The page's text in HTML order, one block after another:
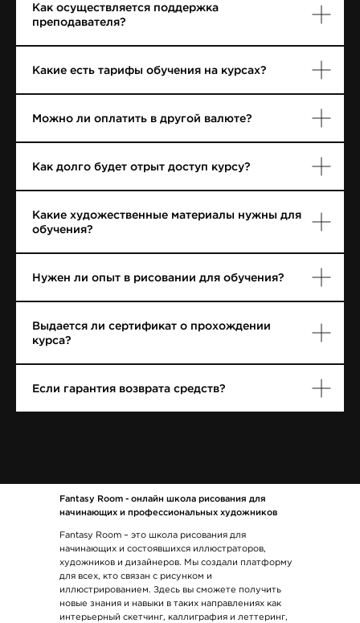
Как осуществляется поддержка
преподавателя?
Какие есть тарифы обучения на курсах?
Можно ли оплатить в другой валюте?
Как долго будет отрыт доступ курсу?
Какие художественные материалы нужны для
обучения?
Нужен ли опыт в рисовании для обучения?
Выдается ли сертификат о прохождении
курса?
Если гарантия возврата средств?
Fantasy Room – это школа рисования для
начинающих и состоявшихся иллюстраторов,
художников и дизайнеров. Мы создали платформу
для всех, кто связан с рисунком и
иллюстрированием. Здесь вы сможете получить
новые знания и навыки в таких направлениях как
интерьерный скетчинг, каллиграфия и леттеринг,
Fantasy Room - онлайн школа рисования для
начинающих и профессиональных художников